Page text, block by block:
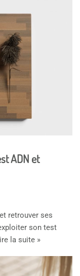
ADN et
retrouver ses
son test
la suite »